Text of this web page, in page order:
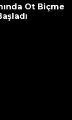
Ot Biçme